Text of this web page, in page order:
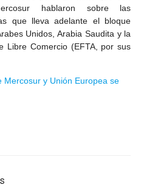
hablaron sobre las
que lleva adelante el bloque
Unidos, Arabia Saudita y la
Libre Comercio (EFTA, por sus